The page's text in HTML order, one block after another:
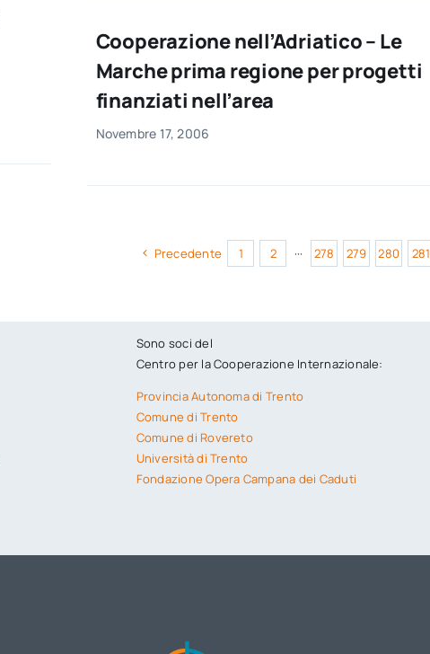
Cooperazione nell’Adriatico – Le
Marche prima regione per progetti
finanziati nell’area
Novembre 17, 2006
Precedente 1 2 ··· 278 279 280 281
Sono soci del
Centro per la Cooperazione Internazionale:
Provincia Autonoma di Trento
Comune di Trento
Comune di Rovereto
Università di Trento
Fondazione Opera Campana dei Caduti